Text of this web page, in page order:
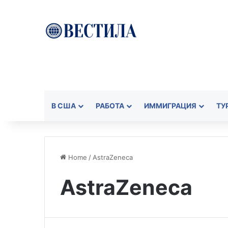
В США РАБОТА ИММИГРАЦИЯ
Home / AstraZeneca
AstraZeneca